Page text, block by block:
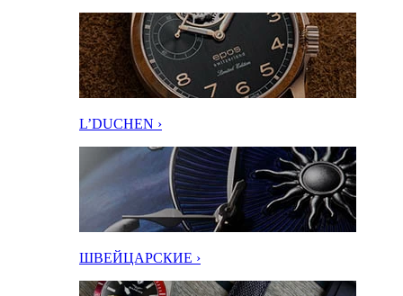
L’DUCHEN ›
ШВЕЙЦАРСКИЕ ›